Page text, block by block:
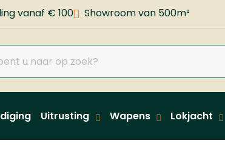
vanaf € 100 Showroom van 500m²
Uitrusting Wapens Lokjacht